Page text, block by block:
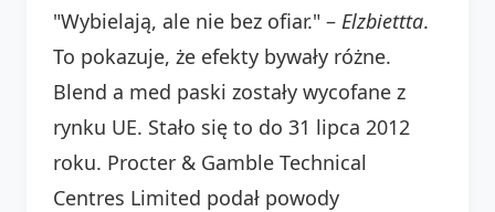
"Wybielają, ale nie bez ofiar." – Elzbiettta.
To pokazuje, że efekty bywały różne.
Blend a med paski zostały wycofane z
rynku UE. Stało się to do 31 lipca 2012
roku. Procter & Gamble Technical
Centres Limited podał powody